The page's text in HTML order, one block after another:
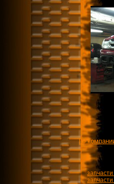
| о компании